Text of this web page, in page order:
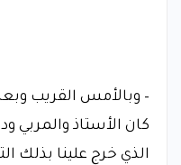
– وبالأمس القريب
كان الأستاذ والمربي
الذي خرج علينا بذلك